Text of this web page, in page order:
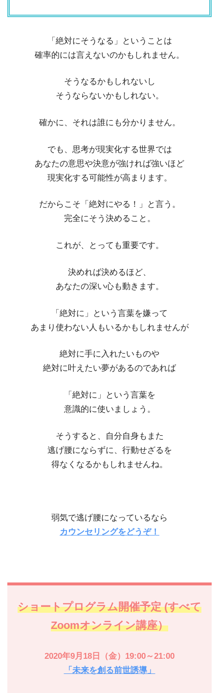
「絶対にそうなる」ということは
確率的には言えないのかもしれません。
そうなるかもしれないし
そうならないかもしれない。
確かに、それは誰にも分かりません。
でも、思考が現実化する世界では
あなたの意思や決意が強ければ強いほど
現実化する可能性が高まります。
だからこそ「絶対にやる！」と言う。
完全にそう決めること。
これが、とっても重要です。
決めれば決めるほど、
あなたの深い心も動きます。
「絶対に」という言葉を嫌って
あまり使わない人もいるかもしれませんが
絶対に手に入れたいものや
絶対に叶えたい夢があるのであれば
「絶対に」という言葉を
意識的に使いましょう。
そうすると、自分自身もまた
逃げ腰にならずに、行動せざるを
得なくなるかもしれませんね。
弱気で逃げ腰になっているなら
カウンセリングをどうぞ！
ショートプログラム開催予定 (すべて
Zoomオンライン講座）
2020年9月18日（金）19:00～21:00
「未来を創る前世誘導」